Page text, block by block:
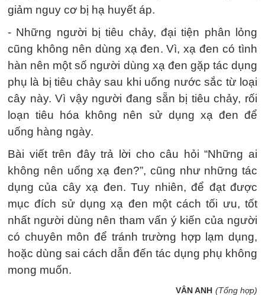
giảm nguy cơ bị hạ huyết áp.
- Những người bị tiêu chảy, đại tiện phân lỏng
cũng không nên dùng xạ đen. Vì, xạ đen có tình
hàn nên một số người dùng xạ đen gặp tác dụng
phụ là bị tiêu chảy sau khi uống nước sắc từ loại
cây này. Vì vậy người đang sẵn bị tiêu chảy, rối
loạn tiêu hóa không nên sử dụng xạ đen để
uống hàng ngày.
Bài viết trên đây trả lời cho câu hỏi “Những ai
không nên uống xạ đen?”, cũng như những tác
dụng của cây xạ đen. Tuy nhiên, để đạt được
mục đích sử dụng xạ đen một cách tối ưu, tốt
nhất người dùng nên tham vấn ý kiến của người
có chuyên môn để tránh trường hợp lạm dụng,
hoặc dùng sai cách dẫn đến tác dụng phụ không
mong muốn.
VÂN ANH (Tổng hợp)